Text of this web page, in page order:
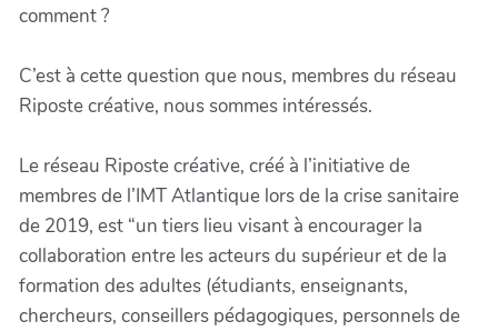
comment ?
C’est à cette question que nous, membres du réseau
Riposte créative, nous sommes intéressés.
Le réseau Riposte créative, créé à l’initiative de
membres de l’IMT Atlantique lors de la crise sanitaire
de 2019, est “un tiers lieu visant à encourager la
collaboration entre les acteurs du supérieur et de la
formation des adultes (étudiants, enseignants,
chercheurs, conseillers pédagogiques, personnels de